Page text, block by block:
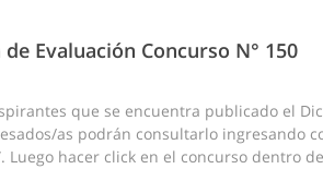
Evaluación Concurso N° 150
que se encuentra publicado el
as podrán consultarlo ingresando
Luego hacer click en el concurso dentro